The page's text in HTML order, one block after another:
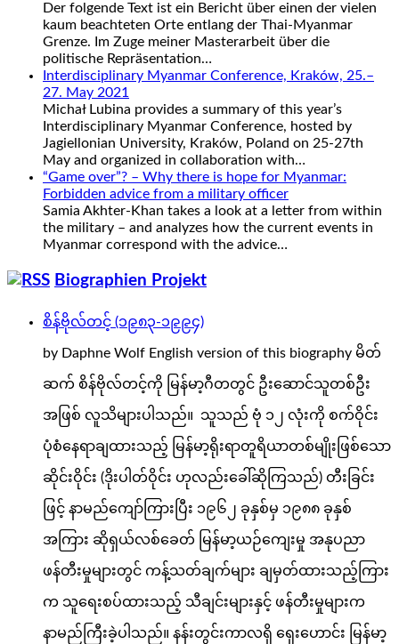
Der folgende Text ist ein Bericht über einen der vielen
kaum beachteten Orte entlang der Thai-Myanmar
Grenze. Im Zuge meiner Masterarbeit über die
politische Repräsentation…
Interdisciplinary Myanmar Conference, Kraków, 25.–
27. May 2021
Michał Lubina provides a summary of this year’s
Interdisciplinary Myanmar Conference, hosted by
Jagiellonian University, Kraków, Poland on 25-27th
May and organized in collaboration with…
“Game over”? – Why there is hope for Myanmar:
Forbidden advice from a military officer
Samia Akhter-Khan takes a look at a letter from within
the military – and analyzes how the current events in
Myanmar correspond with the advice…
Biographien Projekt
စိန်ဗိုလ်တင့် (၁၉၈၃-၁၉၉၄)
by Daphne Wolf English version of this biography မိတ်
ဆက် စိန်ဗိုလ်တင့်ကို မြန်မာ့ဂီတတွင် ဦးဆောင်သူတစ်ဦး
အဖြစ် လူသိများပါသည်။ သူသည် ဗုံ ၁၂ လုံးကို စက်ဝိုင်း
ပုံစံနေရာချထားသည့် မြန်မာ့ရိုးရာတူရိယာတစ်မျိုးဖြစ်သော
ဆိုင်းဝိုင်း (ဒိုးပါတ်ဝိုင်း ဟုလည်းခေါ်ဆိုကြသည်) တီးခြင်း
ဖြင့် နာမည်ကျော်ကြားပြီး ၁၉၆၂ ခုနှစ်မှ ၁၉၈၈ ခုနှစ်
အကြား ဆိုရှယ်လစ်ခေတ် မြန်မာ့ယဉ်ကျေးမှု အနုပညာ
ဖန်တီးမှုများတွင် ကန့်သတ်ချက်များ ချမှတ်ထားသည့်ကြား
က သူရေးစပ်ထားသည့် သီချင်းများနှင့် ဖန်တီးမှုများက
နာမည်ကြီးခဲ့ပါသည်။ နန်းတွင်းကာလရှိ ရှေးဟောင်း မြန်မာ့